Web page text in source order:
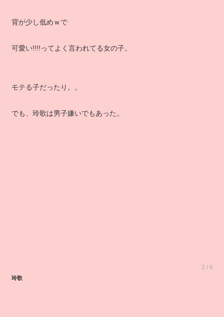
背が少し低めｗで
可愛い!!!!ってよく言われてる女の子。
モテる子だったり。。
でも、玲歌は男子嫌いでもあった。
2 / 6
玲歌